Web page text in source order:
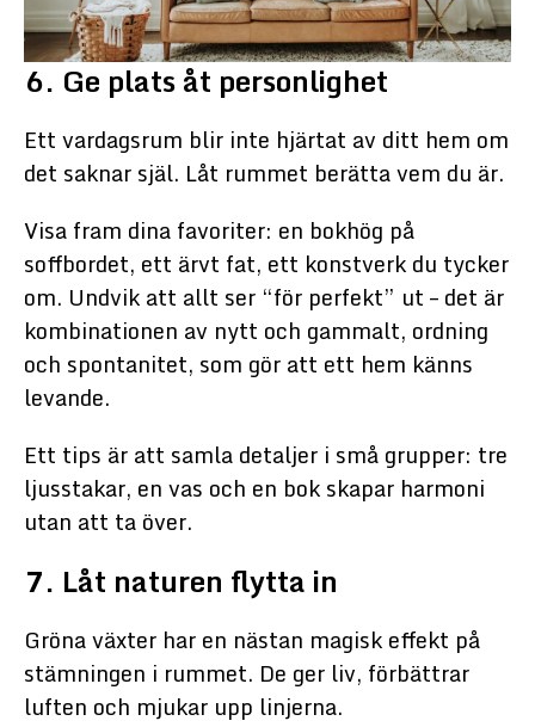
6. Ge plats åt personlighet
Ett vardagsrum blir inte hjärtat av ditt hem om
det saknar själ. Låt rummet berätta vem du är.
Visa fram dina favoriter: en bokhög på
soffbordet, ett ärvt fat, ett konstverk du tycker
om. Undvik att allt ser “för perfekt” ut – det är
kombinationen av nytt och gammalt, ordning
och spontanitet, som gör att ett hem känns
levande.
Ett tips är att samla detaljer i små grupper: tre
ljusstakar, en vas och en bok skapar harmoni
utan att ta över.
7. Låt naturen flytta in
Gröna växter har en nästan magisk effekt på
stämningen i rummet. De ger liv, förbättrar
luften och mjukar upp linjerna.